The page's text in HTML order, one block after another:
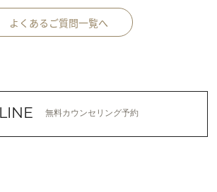
よくあるご質問一覧へ
無料カウンセリング予約